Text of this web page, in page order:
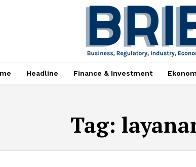
Headline Finance & Investment
Tag: